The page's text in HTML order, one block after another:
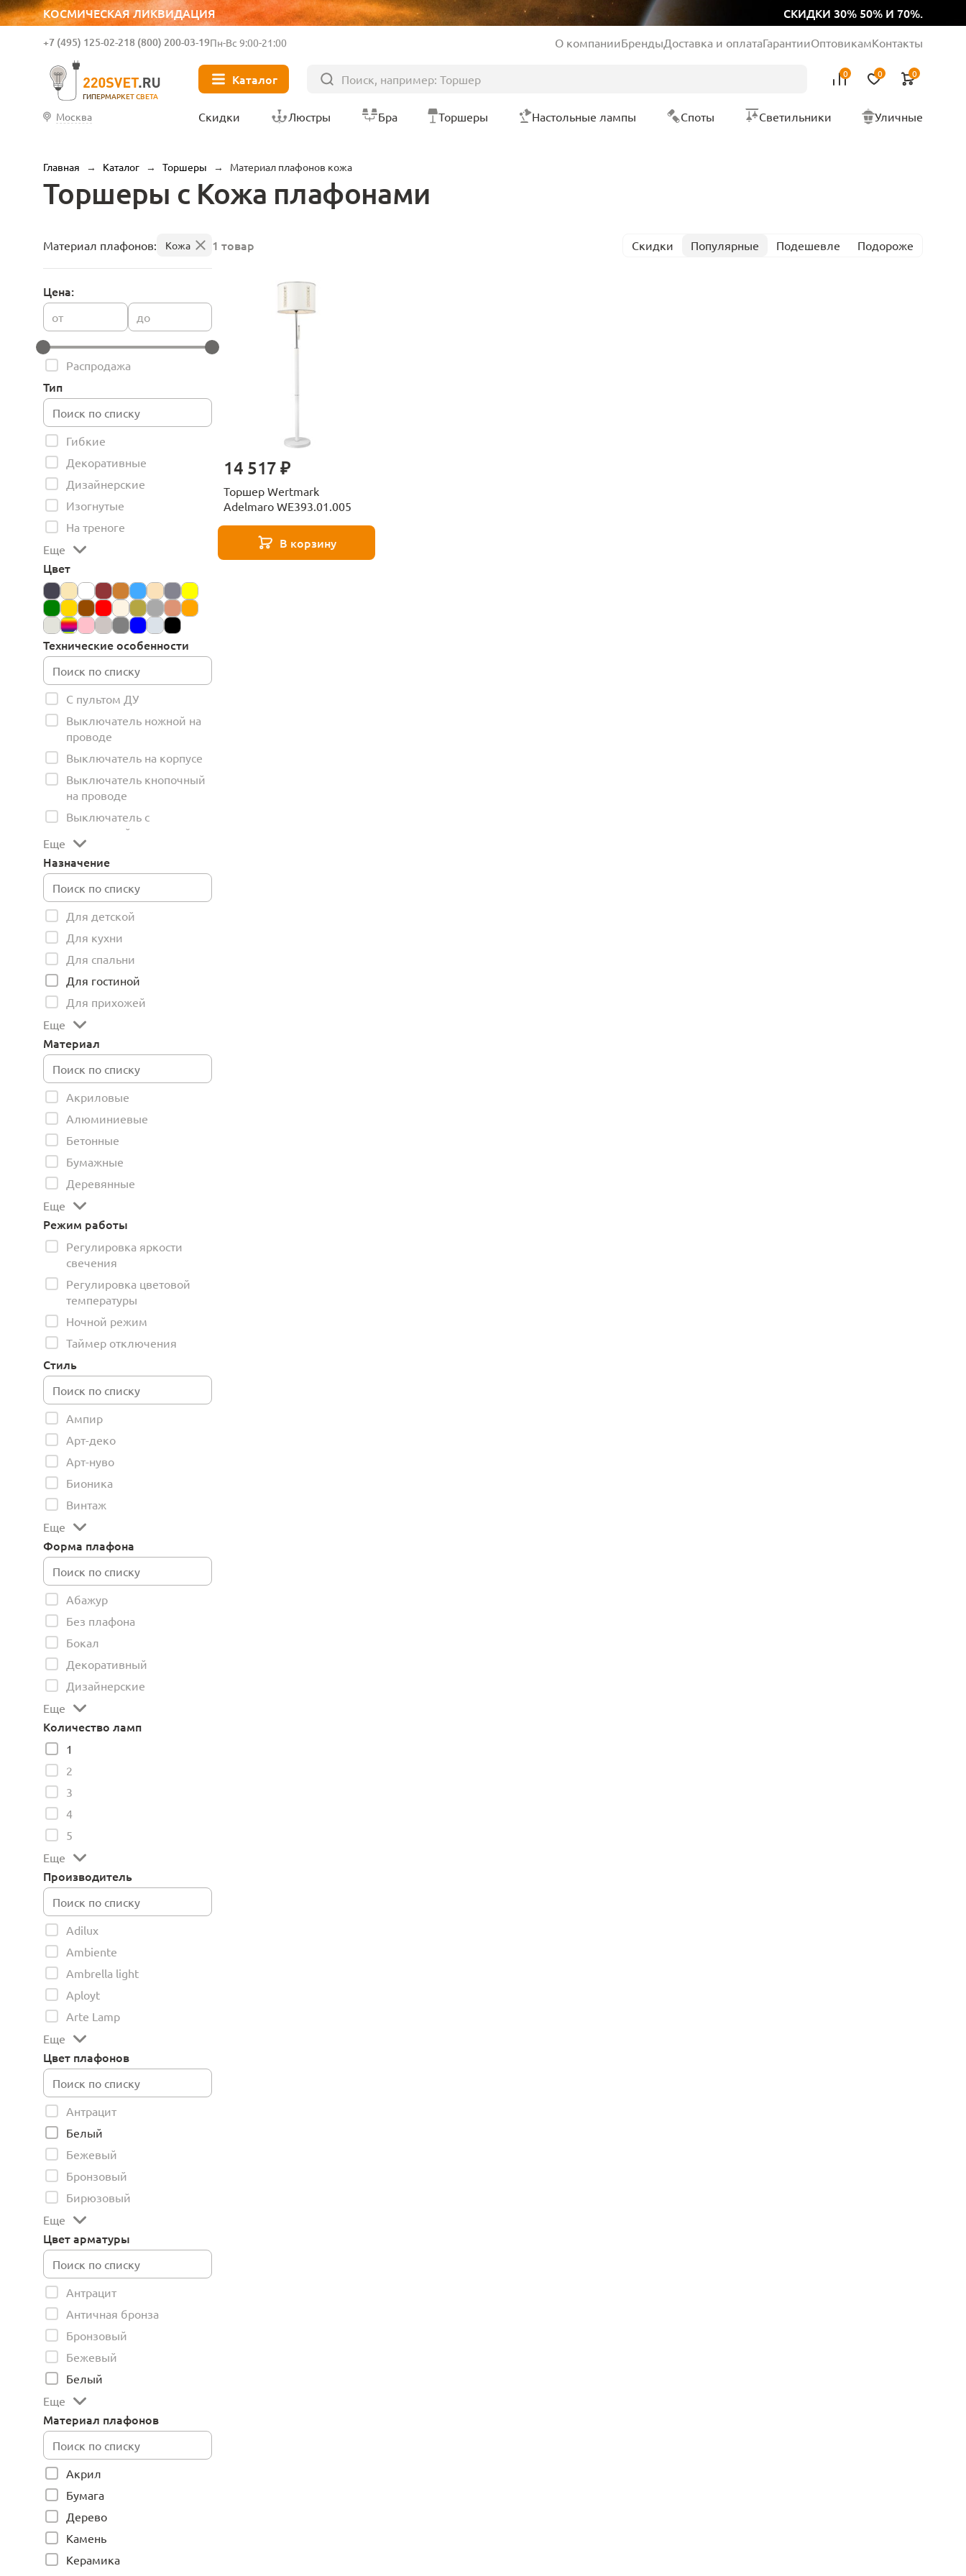
КОСМИЧЕСКАЯ ЛИКВИДАЦИЯ СКИДКИ 30% 50% И 70%.
ГИПЕРМАРКЕТ СВЕТА
+7 (495) 125-02-218 (800) 200-03-19Пн-Вс 9:00-21:00 О компанииБрендыДоставка и оплатаГарантииОптовикамКонтакты
Каталог 0 0 0
Москва Скидки Люстры Бра Торшеры Настольные лампы Споты Светильники Уличные
Главная → Каталог → Торшеры → Материал плафонов кожа
Торшеры с Кожа плафонами
Материал плафонов: Кожа
Цена:
от до
Распродажа
Тип
Гибкие
Декоративные
Дизайнерские
Изогнутые
На треноге
Еще
Цвет
Технические особенности
С пультом ДУ
Выключатель ножной на
проводе
Выключатель на корпусе
Выключатель кнопочный
на проводе
Выключатель с
веревочкой
Еще
Назначение
Для детской
Для кухни
Для спальни
Для гостиной
Для прихожей
Еще
Материал
Акриловые
Алюминиевые
Бетонные
Бумажные
Деревянные
Еще
Режим работы
Регулировка яркости
свечения
Регулировка цветовой
температуры
Ночной режим
Таймер отключения
Стиль
Ампир
Арт-деко
Арт-нуво
Бионика
Винтаж
Еще
Форма плафона
Абажур
Без плафона
Бокал
Декоративный
Дизайнерские
Еще
Количество ламп
1
2
3
4
5
Еще
Производитель
Adilux
Ambiente
Ambrella light
Aployt
Arte Lamp
Еще
Цвет плафонов
Антрацит
Белый
Бежевый
Бронзовый
Бирюзовый
Еще
Цвет арматуры
Антрацит
Античная бронза
Бронзовый
Бежевый
Белый
Еще
Материал плафонов
Акрил
Бумага
Дерево
Камень
Керамика
1 товар Скидки Популярные Подешевле Подороже
14 517 ₽
Торшер Wertmark
Adelmaro WE393.01.005
В корзину